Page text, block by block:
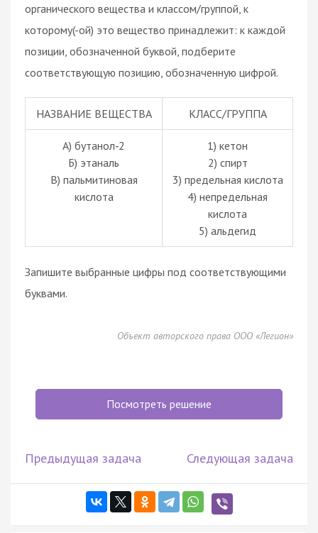
органического вещества и классом/группой, к
которому(-ой) это вещество принадлежит: к каждой
позиции, обозначенной буквой, подберите
соответствующую позицию, обозначенную цифрой.
НАЗВАНИЕ ВЕЩЕСТВА КЛАСС/ГРУППА
А) бутанол‑2
Б) этаналь
В) пальмитиновая
кислота
1) кетон
2) спирт
3) предельная кислота
4) непредельная
кислота
5) альдегид
Запишите выбранные цифры под соответствующими
буквами.
Объект авторского права ООО «Легион»
Посмотреть решение
Предыдущая задача Следующая задача